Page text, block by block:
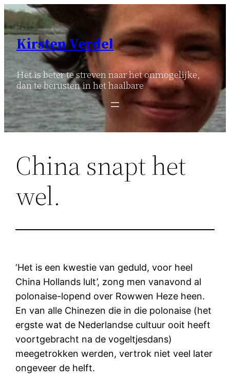
Ga
naar
inhoud
Kirsten Verdel
Het is beter te streven naar het onmogelijke,
dan te berusten in het haalbare
China snapt het
wel.
‘Het is een kwestie van geduld, voor heel
China Hollands lult’, zong men vanavond al
polonaise-lopend over Rowwen Heze heen.
En van alle Chinezen die in die polonaise (het
ergste wat de Nederlandse cultuur ooit heeft
voortgebracht na de vogeltjesdans)
meegetrokken werden, vertrok niet veel later
ongeveer de helft.